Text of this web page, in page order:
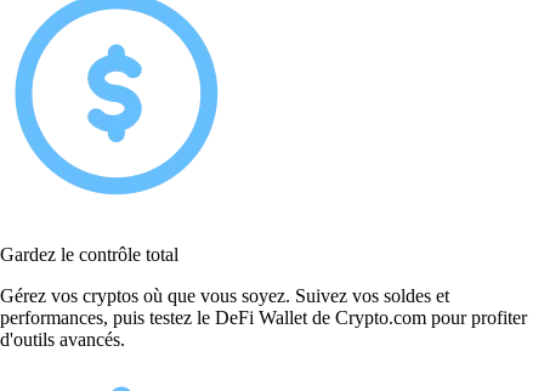
Gardez le contrôle total
Gérez vos cryptos où que vous soyez. Suivez vos soldes et
performances, puis testez le DeFi Wallet de Crypto.com pour profiter
d'outils avancés.